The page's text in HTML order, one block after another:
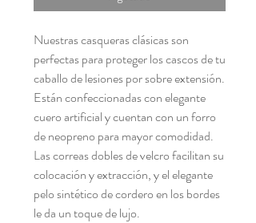
Nuestras casqueras clásicas son
perfectas para proteger los cascos de tu
caballo de lesiones por sobre extensión.
Están confeccionadas con elegante
cuero artificial y cuentan con un forro
de neopreno para mayor comodidad.
Las correas dobles de velcro facilitan su
colocación y extracción, y el elegante
pelo sintético de cordero en los bordes
le da un toque de lujo.